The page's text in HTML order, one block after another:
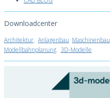
Downloadcenter
Architektur. Anlagenbau Maschinenbau
Modellbahnplanung. 3D-Modelle